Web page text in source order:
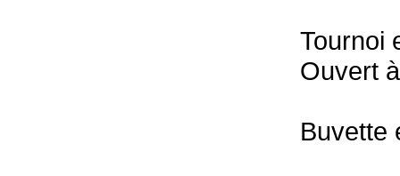
Tournoi
Ouvert
Buvette